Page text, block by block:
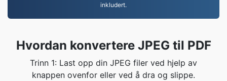
inkludert.
Hvordan konvertere JPEG til PDF
Trinn 1: Last opp din JPEG filer ved hjelp av
knappen ovenfor eller ved å dra og slippe.